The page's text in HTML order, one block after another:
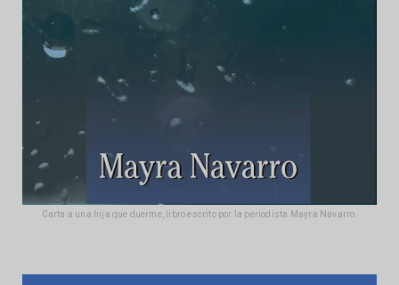
Carta a una hija que duerme, libro escrito por la periodista Mayra Navarro.